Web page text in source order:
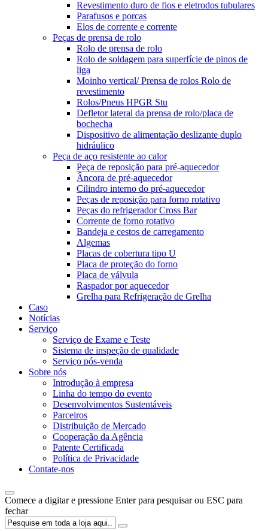
Revestimento duro de fios e eletrodos tubulares
Parafusos e porcas
Elos de corrente e corrente
Peças de prensa de rolo
Rolo de prensa de rolo
Rolo de soldagem para superfície de pinos de
liga
Moinho vertical/ Prensa de rolos Rolo de
revestimento
Rolos/Pneus HPGR Stu
Defletor lateral da prensa de rolo/placa de
bochecha
Dispositivo de alimentação deslizante duplo
hidráulico
Peça de aço resistente ao calor
Peça de reposição para pré-aquecedor
Âncora de pré-aquecedor
Cilindro interno do pré-aquecedor
Peças de reposição para forno rotativo
Peças do refrigerador Cross Bar
Corrente de forno rotativo
Bandeja e cestos de carregamento
Algemas
Placas de cobertura tipo U
Placa de proteção do forno
Placa de válvula
Raspador por aquecedor
Grelha para Refrigeração de Grelha
Caso
Notícias
Serviço
Serviço de Exame e Teste
Sistema de inspeção de qualidade
Serviço pós-venda
Sobre nós
Introdução à empresa
Linha do tempo do evento
Desenvolvimentos Sustentáveis
Parceiros
Distribuição de Mercado
Cooperação da Agência
Patente Certificada
Política de Privacidade
Contate-nos
Comece a digitar e pressione Enter para pesquisar ou ESC para
fechar